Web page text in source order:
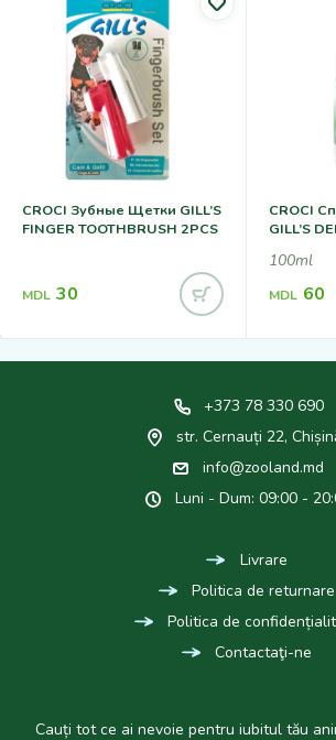
CROCI Зубные Щетки GILL’S
FINGER TOOTHBRUSH 2PCS
MDL 30
CROCI
GILL’S
100ml
MDL 60
+373 78 330 690
str. Cernauți 22,
info@zooland.md
Luni - Dum: 09:00 -
Livrare
Politica de returnare
Politica de
Contactaţi-ne
Cauți tot ce ai nevoie pentru iubitul tău